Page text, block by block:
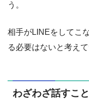
う。
相手がLINEをしてこ
る必要はないと考えて
わざわざ話すこ